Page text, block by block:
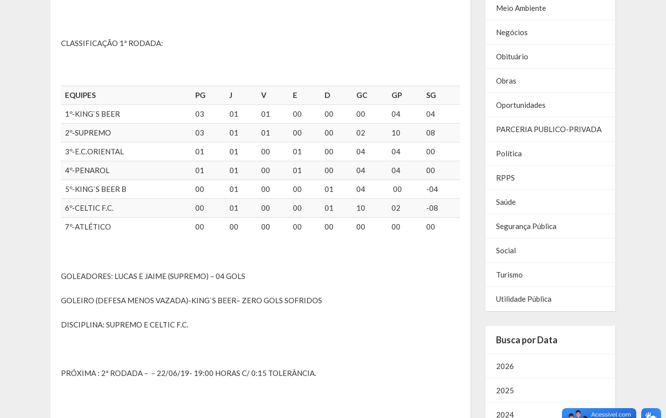
CLASSIFICAÇÃO 1ª RODADA:
EQUIPES PG J V E D GC GP SG
1º-KING`S BEER 03 01 01 00 00 00 04 04
2º-SUPREMO 03 01 01 00 00 02 10 08
3º-E.C.ORIENTAL 01 01 00 01 00 04 04 00
4º-PENAROL 01 01 00 01 00 04 04 00
5º-KING`S BEER B 00 01 00 00 01 04 00 -04
6º-CELTIC F.C. 00 01 00 00 01 10 02 -08
7º-ATLÉTICO 00 00 00 00 00 00 00 00
GOLEADORES: LUCAS E JAIME (SUPREMO) – 04 GOLS
GOLEIRO (DEFESA MENOS VAZADA)-KING`S BEER– ZERO GOLS SOFRIDOS
DISCIPLINA: SUPREMO E CELTIC F.C.
PRÓXIMA : 2ª RODADA – – 22/06/19- 19:00 HORAS C/ 0:15 TOLERÂNCIA.
Meio Ambiente
Negócios
Obituário
Obras
Oportunidades
PARCERIA PUBLICO-PRIVADA
Política
RPPS
Saúde
Segurança Pública
Social
Turismo
Utilidade Pública
Busca por Data
2026
2025
2024